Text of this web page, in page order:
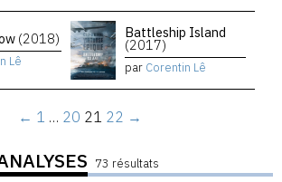
(2018)
Lê
Battleship Island
(2017)
par Corentin Lê
← 1 … 20 21 22 →
73 résultats